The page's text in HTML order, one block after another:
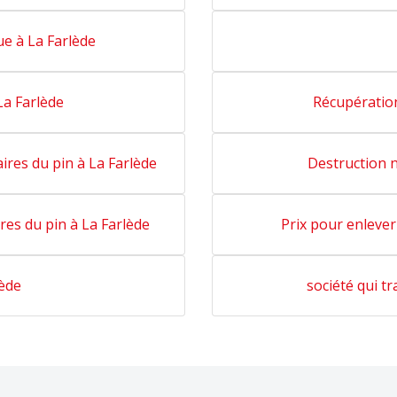
à La Farlède
Farlède
du pin à La Farlède Destruction
du pin à La Farlède Prix pour
société qui